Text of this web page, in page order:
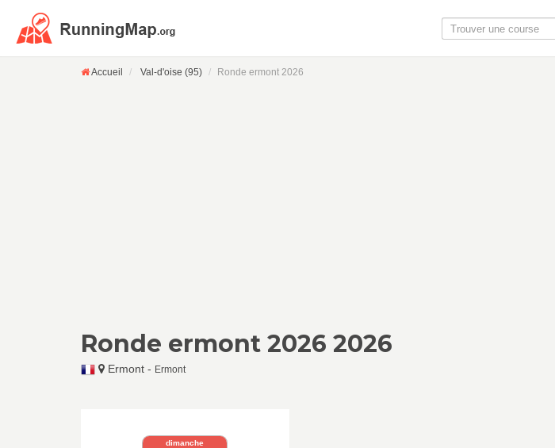
Accueil Val-d'oise (95) Ronde ermont 2026
Ronde ermont 2026 2026
Ermont - Ermont
dimanche